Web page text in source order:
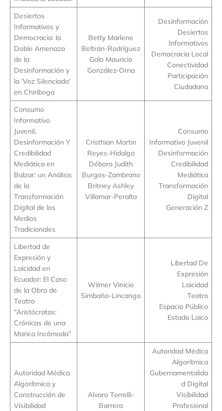
Desiertos
Informativos y
Democracia: la
Doble Amenaza
de la
Desinformación y
la ‘Voz Silenciada’
en Chiriboga
Betty Marlene
Beltrán-Rodríguez
Galo Mauricio
González-Orna
Desinformación
Desiertos
Informativos
Democracia Local
Conectividad
Participación
Ciudadana
Consumo
Informativo
Juvenil,
Desinformación Y
Credibilidad
Mediática en
Balzar: un Análisis
de la
Transformación
Digital de los
Medios
Tradicionales
Cristhian Martin
Reyes-Hidalgo
Débora Judith
Burgos-Zambrano
Britney Ashley
Villamar-Peralta
Consumo
Informativo Juvenil
Desinformación
Credibilidad
Mediática
Transformación
Digital
Generación Z
Libertad de
Expresión y
Laicidad en
Ecuador: El Caso
de la Obra de
Teatro
“Aristócratas:
Crónicas de una
Marica Incómoda”
Wilmer Vinicio
Simbaña-Lincango
Libertad De
Expresión
Laicidad
Teatro
Espacio Público
Estado Laico
Autoridad Médica
Algorítmica y
Construcción de
Visibilidad
Alvaro Torrelli-
Barrera
Autoridad Médica
Algorítmica
Gubernamentalida
d Digital
Visibilidad
Profesional